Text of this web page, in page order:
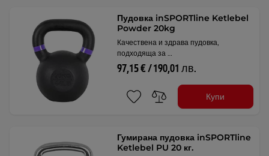
Пудовка inSPORTline Ketlebel
Powder 20kg
Качествена и здрава пудовка,
подходяща за …
97,15 € / 190,01 лв.
Купи
Гумирана пудовка inSPORTline
Ketlebel PU 20 кг.